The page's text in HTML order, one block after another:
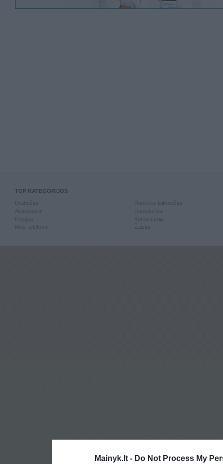
Mainyk.lt - Do Not Process My
TOP KATEGORIJOS
Knygos
Mob. telefonai
Kompiuterija
Žaislai